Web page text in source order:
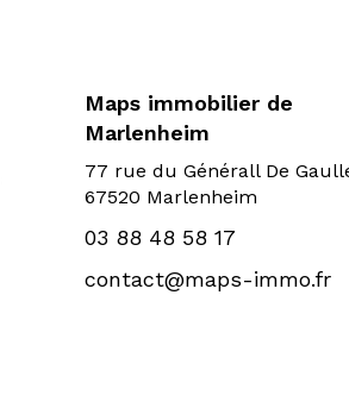
Maps immobilier de
Marlenheim
77 rue du Générall De
67520 Marlenheim
03 88 48 58 17
contact@maps-immo.fr